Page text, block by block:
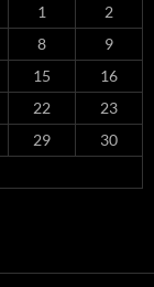
1
2
8
9
15
16
22
23
29
30